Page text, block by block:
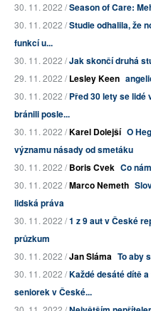
30. 11. 2022 /Season of Care:
30. 11. 2022 /Studie odhalila, že
funkcí u...
30. 11. 2022 /Jak skončí druhá
29. 11. 2022 /Lesley Keen
30. 11. 2022 /Před 30 lety se
bránili posle...
30. 11. 2022 /Karel Dolejší O
významu násady od smetáku
30. 11. 2022 /Boris Cvek Co
30. 11. 2022 /Marco Nemeth
lidská práva
30. 11. 2022 /1 z 9 aut v České
průzkum
30. 11. 2022 /Jan Sláma To aby
30. 11. 2022 /Každé desáté dítě
seniorek v České...